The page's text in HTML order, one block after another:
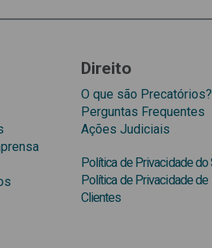
Direito
O que são Precatórios?
Perguntas Frequentes
Ações Judiciais
Política de Privacidade do
Política de Privacidade de
Clientes